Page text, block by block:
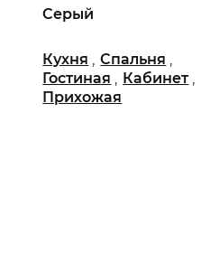
Серый
Кухня ,Спальня ,
Гостиная , Кабинет ,
Прихожая